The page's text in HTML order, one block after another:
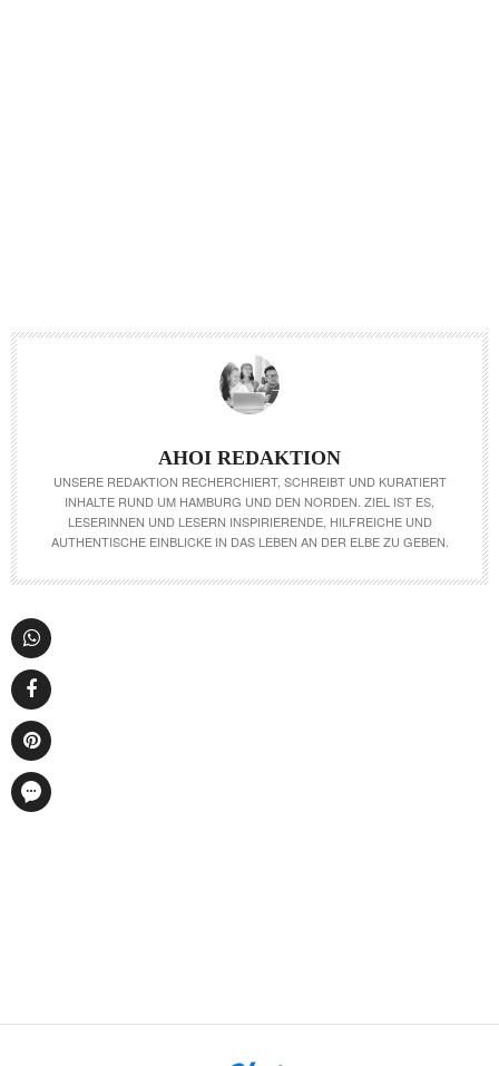
AHOI REDAKTION
UNSERE REDAKTION RECHERCHIERT, SCHREIBT UND KURATIERT
INHALTE RUND UM HAMBURG UND DEN NORDEN. ZIEL IST ES,
LESERINNEN UND LESERN INSPIRIERENDE, HILFREICHE UND
AUTHENTISCHE EINBLICKE IN DAS LEBEN AN DER ELBE ZU GEBEN.